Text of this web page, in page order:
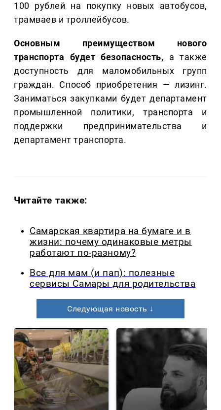
100 рублей на покупку новых автобусов,
трамваев и троллейбусов.
Основным преимуществом нового
транспорта будет безопасность, а также
доступность
для маломобильных групп
граждан. Способ приобретения — лизинг.
Заниматься закупками будет департамент
промышленной политики, транспорта и
поддержки предпринимательства и
департамент транспорта.
Читайте также:
Самарская квартира на бумаге и в
жизни: почему одинаковые метры
работают по-разному?
Все для мам (и пап): полезные
сервисы Самары для родительства
Следующая новость ↓